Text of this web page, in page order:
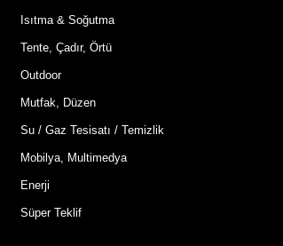
Isıtma & Soğutma
Tente, Çadır, Örtü
Outdoor
Mutfak, Düzen
Su / Gaz Tesisatı / Temizlik
Mobilya, Multimedya
Enerji
Süper Teklif